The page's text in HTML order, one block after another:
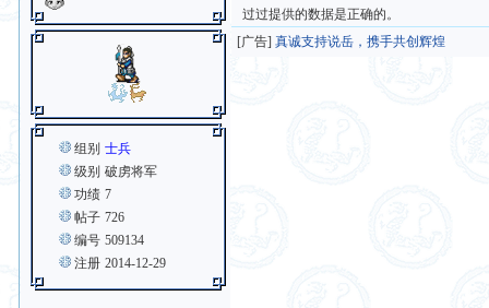
组别 士兵
级别 破虏将军
功绩 7
帖子 726
编号 509134
注册 2014-12-29
过过提供的数据是正确的。
[广告]真诚支持说岳，携手共创辉煌